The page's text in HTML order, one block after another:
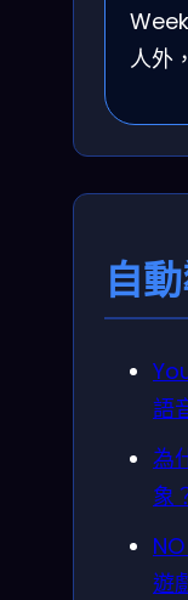
人外
自
語
為
象
遊